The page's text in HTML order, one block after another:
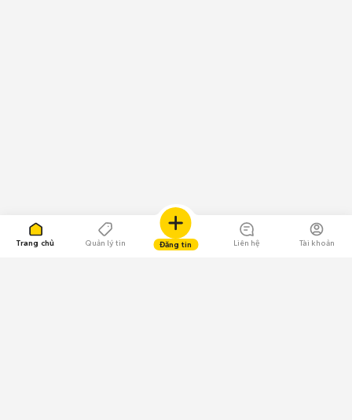
Trang chủ Quản lý tin Đăng tin Liên hệ Tài khoản